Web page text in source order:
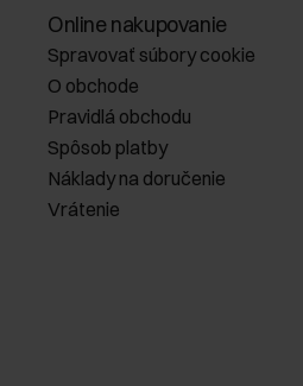
Online nakupovanie
Spravovať súbory cookie
O obchode
Pravidlá obchodu
Spôsob platby
Náklady na doručenie
Vrátenie